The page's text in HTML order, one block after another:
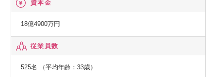
・グーバイク
・・・中古バイクのバイヤーズガイド。新車・ニューモデル
・週間オークション情報
資本金
18億4900万円
従業員数
525名 （平均年齢：33歳）